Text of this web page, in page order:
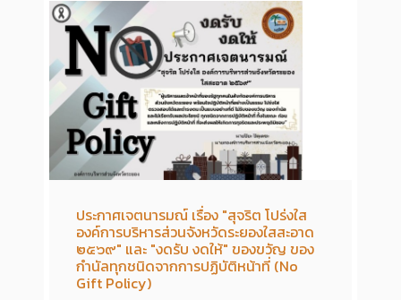
ประกาศเจตนารมณ์ เรื่อง "สุจริต โปร่งใส
องค์การบริหารส่วนจังหวัดระยองใสสะอาด
๒๕๖๙" และ "งดรับ งดให้" ของขวัญ ของ
กำนัลทุกชนิดจากการปฏิบัติหน้าที่ (No
Gift Policy)